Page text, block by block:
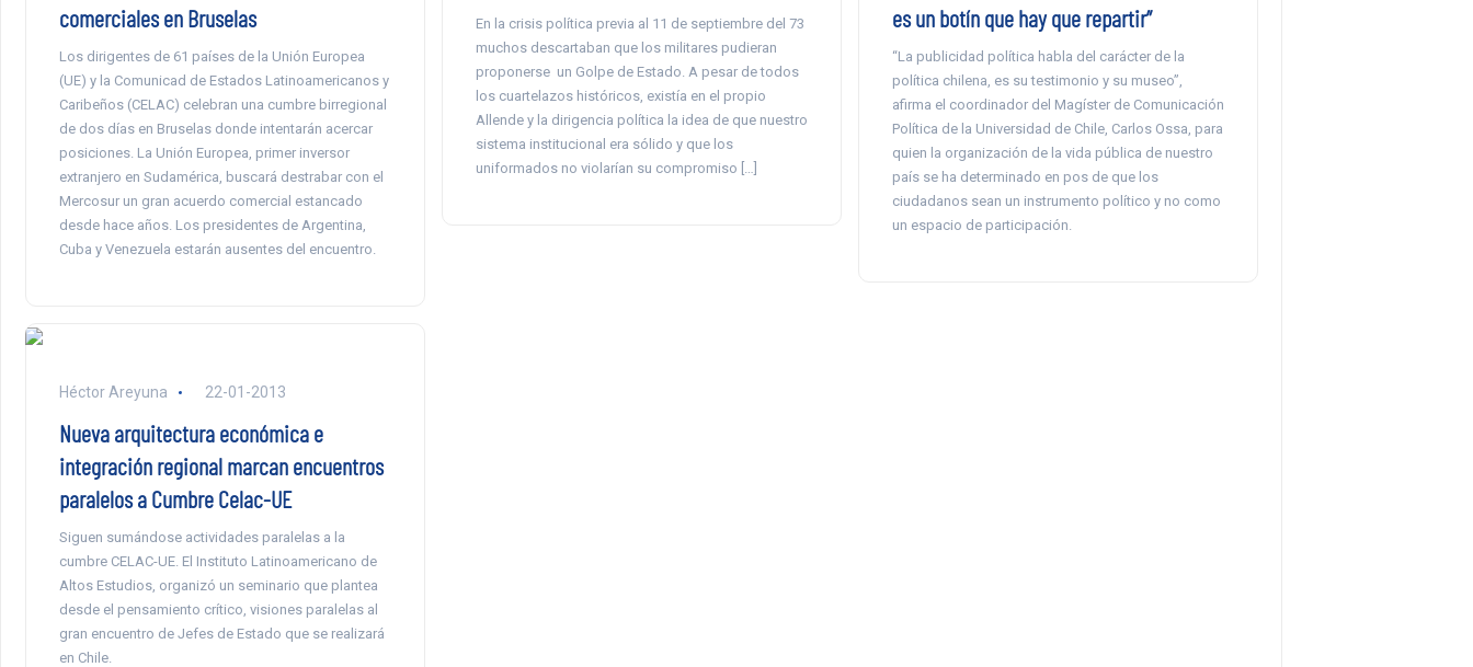
comerciales en Bruselas
Los dirigentes de 61 países de la Unión Europea
(UE) y la Comunicad de Estados Latinoamericanos y
Caribeños (CELAC) celebran una cumbre birregional
de dos días en Bruselas donde intentarán acercar
posiciones. La Unión Europea, primer inversor
extranjero en Sudamérica, buscará destrabar con el
Mercosur un gran acuerdo comercial estancado
desde hace años. Los presidentes de Argentina,
Cuba y Venezuela estarán ausentes del encuentro.
En la crisis política previa al 11 de septiembre del 73
muchos descartaban que los militares pudieran
proponerse un Golpe de Estado. A pesar de todos
los cuartelazos históricos, existía en el propio
Allende y la dirigencia política la idea de que nuestro
sistema institucional era sólido y que los
uniformados no violarían su compromiso […]
es un botín que hay que repartir”
“La publicidad política habla del carácter de la
política chilena, es su testimonio y su museo”,
afirma el coordinador del Magíster de Comunicación
Política de la Universidad de Chile, Carlos Ossa, para
quien la organización de la vida pública de nuestro
país se ha determinado en pos de que los
ciudadanos sean un instrumento político y no como
un espacio de participación.
Héctor Areyuna 22-01-2013
Nueva arquitectura económica e
integración regional marcan encuentros
paralelos a Cumbre Celac-UE
Siguen sumándose actividades paralelas a la
cumbre CELAC-UE. El Instituto Latinoamericano de
Altos Estudios, organizó un seminario que plantea
desde el pensamiento crítico, visiones paralelas al
gran encuentro de Jefes de Estado que se realizará
en Chile.